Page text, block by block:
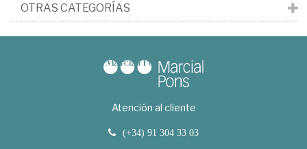
OTRAS CATEGORÍAS
Atención al cliente
(+34) 91 304 33 03